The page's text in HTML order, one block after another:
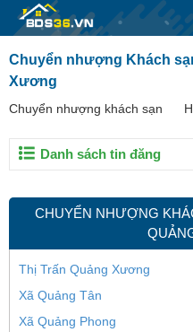
Chuyển nhượng Khách
Xương
Chuyển nhượng khách sạn
Danh sách tin đăng
CHUYỂN NHƯỢNG
Thị Trấn Quảng Xương
Xã Quảng Tân
Xã Quảng Phong